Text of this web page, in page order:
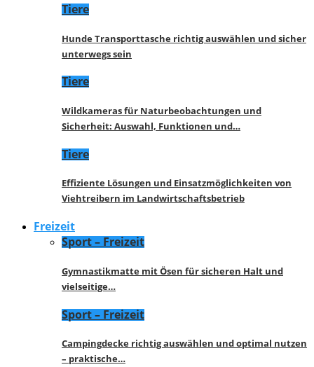
Tiere
Hunde Transporttasche richtig auswählen und sicher
unterwegs sein
Tiere
Wildkameras für Naturbeobachtungen und
Sicherheit: Auswahl, Funktionen und…
Tiere
Effiziente Lösungen und Einsatzmöglichkeiten von
Viehtreibern im Landwirtschaftsbetrieb
Freizeit
Sport – Freizeit
Gymnastikmatte mit Ösen für sicheren Halt und
vielseitige…
Sport – Freizeit
Campingdecke richtig auswählen und optimal nutzen
– praktische…